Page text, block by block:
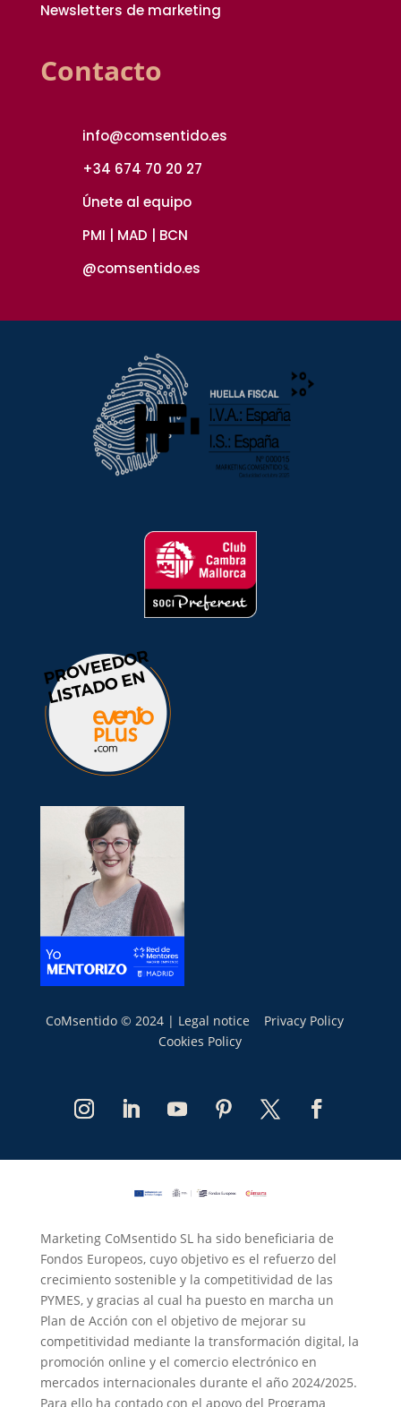
Newsletters de marketing
Contacto
info@comsentido.es
+34 674 70 20 27
Únete al equipo
PMI | MAD | BCN
@comsentido.es
CoMsentido © 2024 | Legal notice
Privacy Policy
Cookies Policy
Marketing CoMsentido SL ha sido beneficiaria de
Fondos Europeos, cuyo objetivo es el refuerzo del
crecimiento sostenible y la competitividad de las
PYMES, y gracias al cual ha puesto en marcha un
Plan de Acción con el objetivo de mejorar su
competitividad mediante la transformación digital, la
promoción online y el comercio electrónico en
mercados internacionales durante el año 2024/2025.
Para ello ha contado con el apoyo del Programa